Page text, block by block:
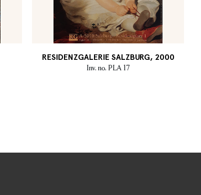
RESIDENZGALERIE SALZBURG, 2000
Inv. no. PLA 17